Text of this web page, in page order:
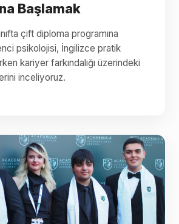
Başlamak
çift diploma programına
psikolojisi, İngilizce pratik
kariyer farkındalığı üzerindeki
inceliyoruz.